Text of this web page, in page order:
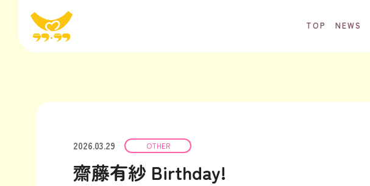
TOP NEWS
2026.03.29 OTHER
齋藤有紗 Birthday!